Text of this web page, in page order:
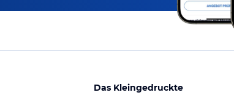
Das Kleingedruckte